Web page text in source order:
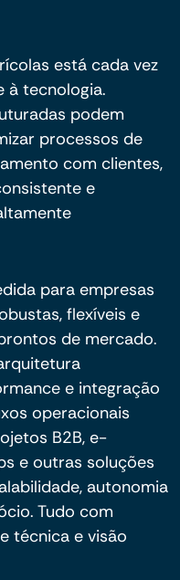
está cada vez
à tecnologia.
podem
processos de
com clientes,
e
para empresas
flexíveis e
de mercado.
e integração
operacionais
B2B, e-
e outras soluções
autonomia
Tudo com
técnica e visão